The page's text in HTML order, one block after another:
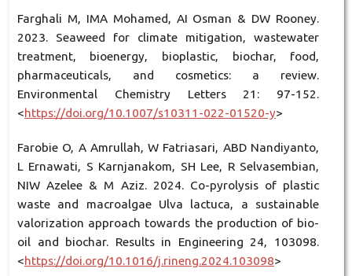
Farghali M, IMA Mohamed, AI Osman & DW Rooney.
2023. Seaweed for climate mitigation, wastewater
treatment, bioenergy, bioplastic, biochar, food,
pharmaceuticals, and cosmetics: a review.
Environmental Chemistry Letters 21: 97-152.
<https://doi.org/10.1007/s10311-022-01520-y>
Farobie O, A Amrullah, W Fatriasari, ABD Nandiyanto,
L Ernawati, S Karnjanakom, SH Lee, R Selvasembian,
NIW Azelee & M Aziz. 2024. Co-pyrolysis of plastic
waste and macroalgae Ulva lactuca, a sustainable
valorization approach towards the production of bio-
oil and biochar. Results in Engineering 24, 103098.
<https://doi.org/10.1016/j.rineng.2024.103098>